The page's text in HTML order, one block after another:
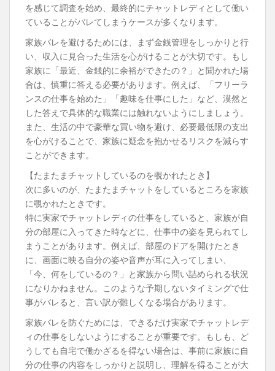
を感じて調査を始め、最終的にチャットレディとして働い
ていることがバレてしまうケースが多くなります。
家族バレを避けるためには、まず金銭管理をしっかりと行
い、収入に見合った生活を心がけることが大切です。もし
家族に「最近、金銭的に余裕ができたの？」と聞かれた場
合は、慎重に答える必要があります。例えば、「フリーラ
ンスの仕事を始めた」「趣味を仕事にした」など、漠然と
した答えで具体的な職業には触れないようにしましょう。
また、生活の中で豪華な買い物を避け、必要最低限の支出
を心がけることで、家族に疑念を抱かせるリスクを減らす
ことができます。
【たまたまチャットしているのを覗かれたとき】
次に多いのが、たまたまチャットをしているところを家族
に覗かれたときです。
特に実家でチャットレディの仕事をしていると、家族が自
分の部屋に入ってきた時などに、仕事中の姿を見られてし
まうことがあります。例えば、部屋のドアを開けたとき
に、画面に映る自分の姿や音声が耳に入ってしまい、
「今、何をしているの？」と家族から問い詰められる状況
になりかねません。このような予期しないタイミングで仕
事がバレると、言い訳が難しくなる場合があります。
家族バレを防ぐためには、できるだけ実家でチャットレデ
ィの仕事をしないようにすることが重要です。もしも、ど
うしても自宅で働かざるを得ない場合は、事前に家族に自
分の仕事の内容をしっかりと説明し、理解を得ることが大